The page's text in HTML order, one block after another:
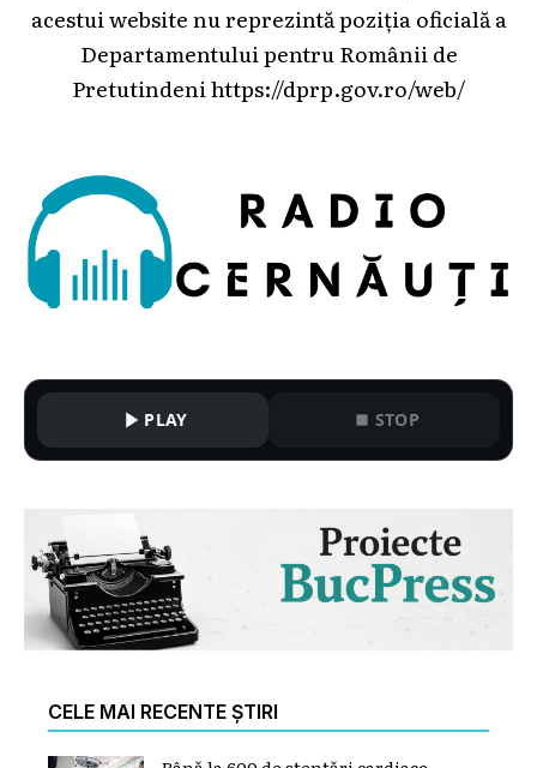
acestui website nu reprezintă poziția oficială a
Departamentului pentru Românii de
Pretutindeni https://dprp.gov.ro/web/
PLAY STOP
CELE MAI RECENTE ȘTIRI